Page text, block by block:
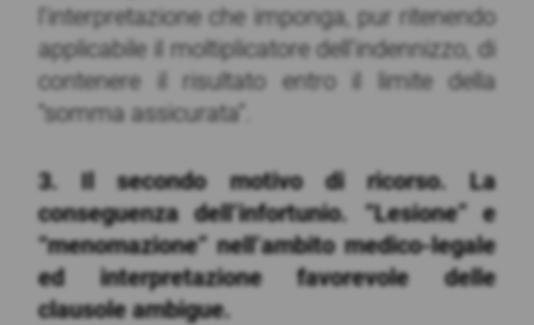
l’interpretazione che imponga, pur ritenendo
applicabile il moltiplicatore dell’indennizzo, di
contenere il risultato entro il limite della
“somma assicurata”.
3. Il secondo motivo di ricorso. La
conseguenza dell’infortunio. “Lesione” e
“menomazione” nell’ambito medico-legale
ed interpretazione favorevole delle
clausole ambigue.